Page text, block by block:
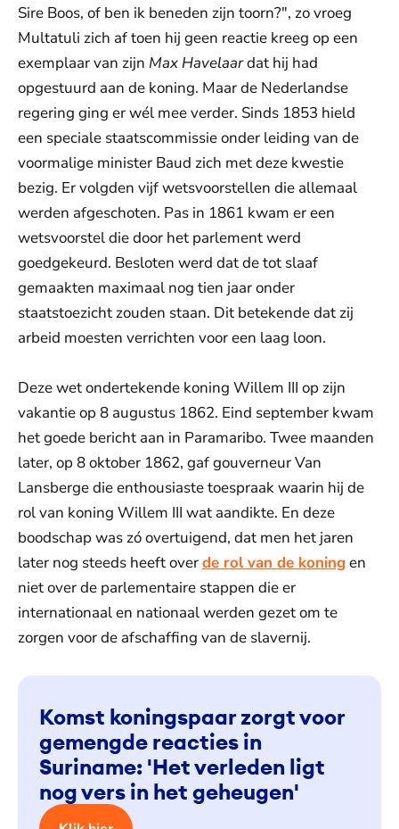
Sire Boos, of ben ik beneden zijn toorn?", zo vroeg
Multatuli zich af toen hij geen reactie kreeg op een
exemplaar van zijn Max Havelaardat hij had
opgestuurd aan de koning. Maar de Nederlandse
regering ging er wél mee verder. Sinds 1853 hield
een speciale staatscommissie onder leiding van de
voormalige minister Baud zich met deze kwestie
bezig. Er volgden vijf wetsvoorstellen die allemaal
werden afgeschoten. Pas in 1861 kwam er een
wetsvoorstel die door het parlement werd
goedgekeurd. Besloten werd dat de tot slaaf
gemaakten maximaal nog tien jaar onder
staatstoezicht zouden staan. Dit betekende dat zij
arbeid moesten verrichten voor een laag loon.
Deze wet ondertekende koning Willem III op zijn
vakantie op 8 augustus 1862. Eind september kwam
het goede bericht aan in Paramaribo. Twee maanden
later, op 8 oktober 1862, gaf gouverneur Van
Lansberge die enthousiaste toespraak waarin hij de
rol van koning Willem III wat aandikte. En deze
boodschap was zó overtuigend, dat men het jaren
later nog steeds heeft overde rol van de koningen
niet over de parlementaire stappen die er
internationaal en nationaal werden gezet om te
zorgen voor de afschaffing van de slavernij.
Komst koningspaar zorgt voor
gemengde reacties in
Suriname: 'Het verleden ligt
nog vers in het geheugen'